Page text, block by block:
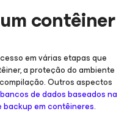
contêiner
em várias etapas que
a proteção do ambiente
Outros aspectos
de dados baseados na
em contêineres.